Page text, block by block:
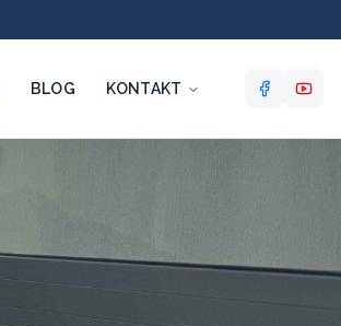
BLOG KONTAKT